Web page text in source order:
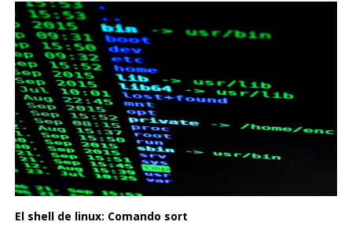
El shell de linux: Comando sort